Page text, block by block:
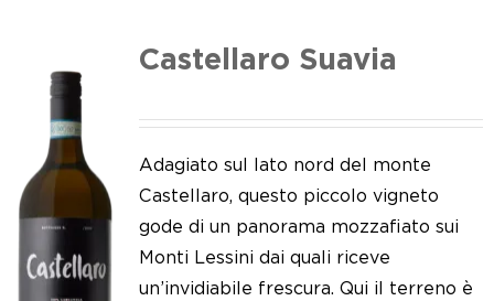
Castellaro Suavia
Adagiato sul lato nord del monte
Castellaro, questo piccolo vigneto
gode di un panorama mozzafiato sui
Monti Lessini dai quali riceve
un’invidiabile frescura. Qui il terreno è